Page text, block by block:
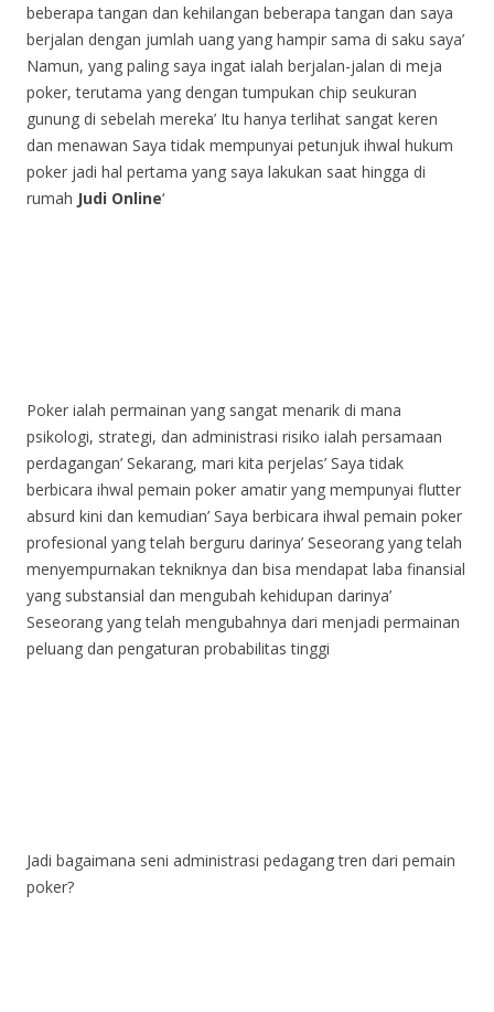
beberapa tangan dan kehilangan beberapa tangan dan saya
berjalan dengan jumlah uang yang hampir sama di saku saya’
Namun, yang paling saya ingat ialah berjalan-jalan di meja
poker, terutama yang dengan tumpukan chip seukuran
gunung di sebelah mereka’ Itu hanya terlihat sangat keren
dan menawan Saya tidak mempunyai petunjuk ihwal hukum
poker jadi hal pertama yang saya lakukan saat hingga di
rumah Judi Online‘
Poker ialah permainan yang sangat menarik di mana
psikologi, strategi, dan administrasi risiko ialah persamaan
perdagangan’ Sekarang, mari kita perjelas’ Saya tidak
berbicara ihwal pemain poker amatir yang mempunyai flutter
absurd kini dan kemudian’ Saya berbicara ihwal pemain poker
profesional yang telah berguru darinya’ Seseorang yang telah
menyempurnakan tekniknya dan bisa mendapat laba finansial
yang substansial dan mengubah kehidupan darinya’
Seseorang yang telah mengubahnya dari menjadi permainan
peluang dan pengaturan probabilitas tinggi
Jadi bagaimana seni administrasi pedagang tren dari pemain
poker?